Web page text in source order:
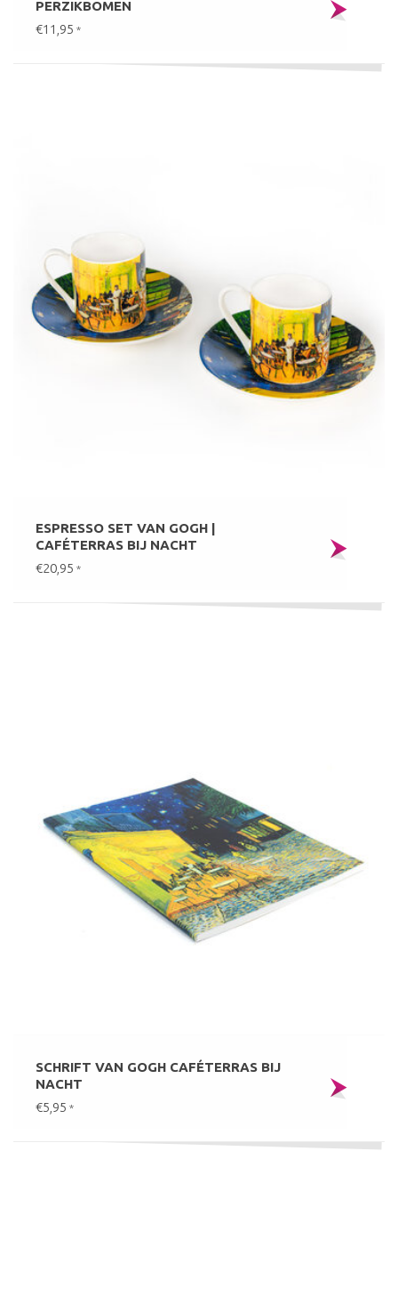
PERZIKBOMEN
€11,95 *
ESPRESSO SET VAN GOGH |
CAFÉTERRAS BIJ NACHT
€20,95 *
SCHRIFT VAN GOGH CAFÉTERRAS BIJ
NACHT
€5,95 *